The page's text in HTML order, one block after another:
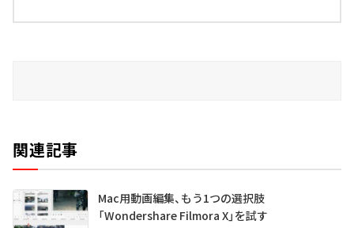
関連記事
Mac用動画編集、もう1つの選択肢
「Wondershare Filmora X」を試す